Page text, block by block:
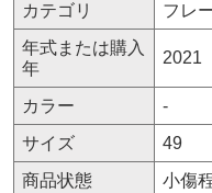
カテゴリ
フレ
年式または購入
年
2021
カラー
-
サイズ
49
商品状態
小傷